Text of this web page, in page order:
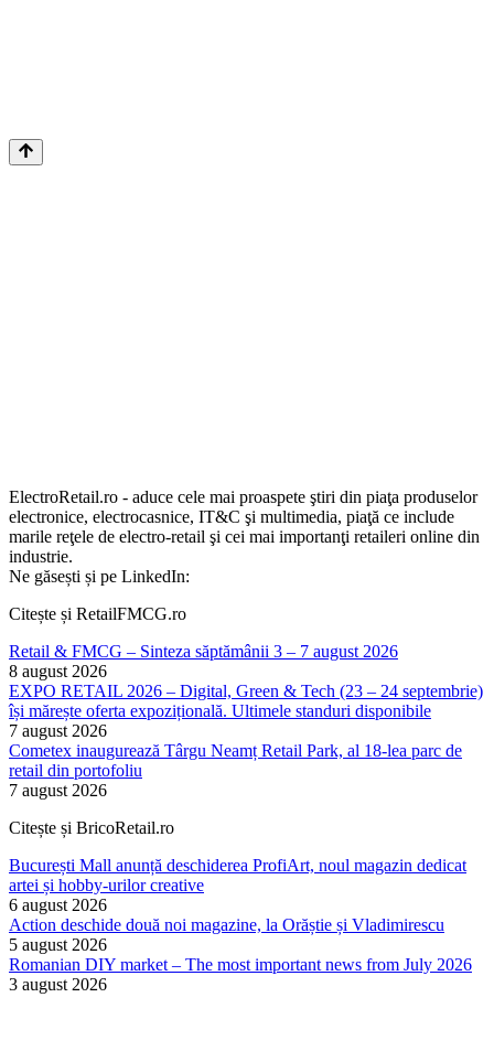
ElectroRetail.ro - aduce cele mai proaspete ştiri din piaţa produselor
electronice, electrocasnice, IT&C şi multimedia, piaţă ce include
marile reţele de electro-retail şi cei mai importanţi retaileri online din
industrie.
Ne găsești și pe LinkedIn:
Citește și RetailFMCG.ro
Retail & FMCG – Sinteza săptămânii 3 – 7 august 2026
8 august 2026
EXPO RETAIL 2026 – Digital, Green & Tech (23 – 24 septembrie)
își mărește oferta expozițională. Ultimele standuri disponibile
7 august 2026
Cometex inaugurează Târgu Neamț Retail Park, al 18-lea parc de
retail din portofoliu
7 august 2026
Citește și BricoRetail.ro
București Mall anunță deschiderea ProfiArt, noul magazin dedicat
artei și hobby-urilor creative
6 august 2026
Action deschide două noi magazine, la Orăștie și Vladimirescu
5 august 2026
Romanian DIY market – The most important news from July 2026
3 august 2026